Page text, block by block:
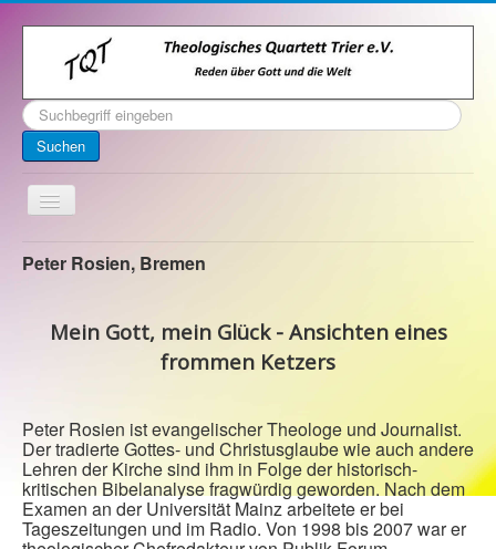
Suchen
...
Suchen
Toggle
Navigation
Startseite
Kontakt
Veranstaltungen
Impressum
Peter Rosien, Bremen
Mein Gott, mein Glück - Ansichten eines
frommen Ketzers
Peter Rosien ist evangelischer Theologe und Journalist.
Der tradierte Gottes- und Christusglaube wie auch andere
Lehren der Kirche sind ihm in Folge der historisch-
kritischen Bibelanalyse fragwürdig geworden. Nach dem
Examen an der Universität Mainz arbeitete er bei
Tageszeitungen und im Radio. Von 1998 bis 2007 war er